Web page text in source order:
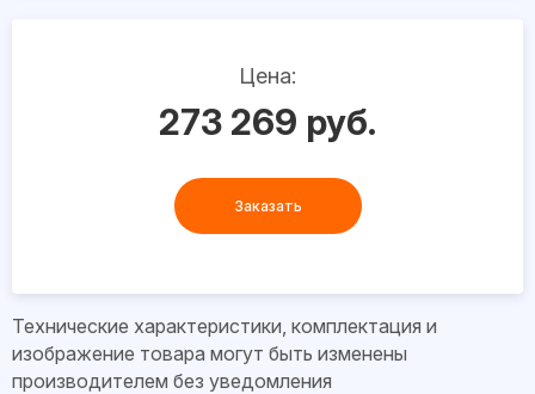
Цена:
273 269 руб.
Заказать
Технические характеристики, комплектация и
изображение товара могут быть изменены
производителем без уведомления